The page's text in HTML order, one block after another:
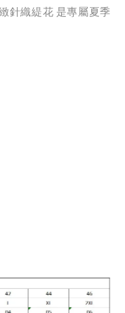
針織緹花 是專屬夏季